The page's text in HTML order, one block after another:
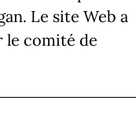
Le site Web a
le comité de